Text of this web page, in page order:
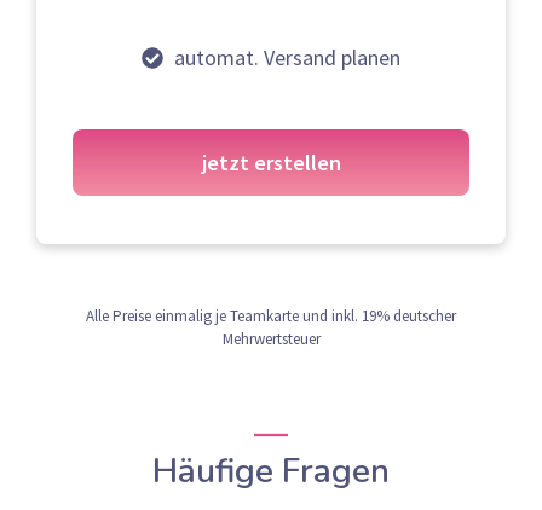
automat. Versand planen
jetzt erstellen
Alle Preise einmalig je Teamkarte und inkl. 19% deutscher
Mehrwertsteuer
Häufige Fragen